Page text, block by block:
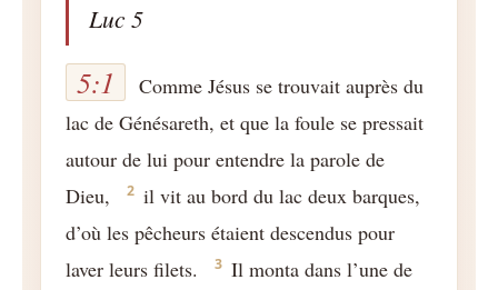
Luc 5
5:1
Comme Jésus se trouvait auprès du
lac de Génésareth, et que la foule se pressait
autour de lui pour entendre la parole de
Dieu,
2 il vit au bord du lac deux barques,
d’où les pêcheurs étaient descendus pour
laver leurs filets.
3 Il monta dans l’une de